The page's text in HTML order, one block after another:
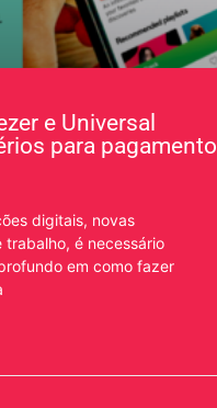
e Universal
para pagamento
digitais, novas
é necessário
em como fazer